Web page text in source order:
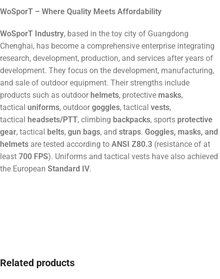
WoSporT – Where Quality Meets Affordability
WoSporT Industry, based in the toy city of Guangdong
Chenghai, has become a comprehensive enterprise integrating
research, development, production, and services after years of
development. They focus on the development, manufacturing,
and sale of outdoor equipment. Their strengths include
products such as outdoor helmets, protective masks,
tactical uniforms, outdoor goggles, tactical vests,
tactical
headsets/PTT, climbing backpacks, sports protective
gear, tactical belts, gun bags, and straps. Goggles, masks, and
helmets are tested according to ANSI Z80.3 (resistance of at
least 700 FPS). Uniforms and tactical vests have also achieved
the European Standard IV.
Related products